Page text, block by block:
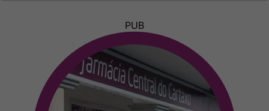
PUB